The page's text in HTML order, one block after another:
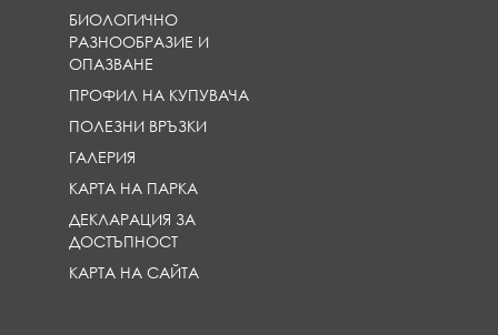
БИОЛОГИЧНО
РАЗНООБРАЗИЕ И
ОПАЗВАНЕ
ПРОФИЛ НА КУПУВАЧА
ПОЛЕЗНИ ВРЪЗКИ
ГАЛЕРИЯ
КАРТА НА ПАРКА
ДЕКЛАРАЦИЯ ЗА
ДОСТЪПНОСТ
КАРТА НА САЙТА